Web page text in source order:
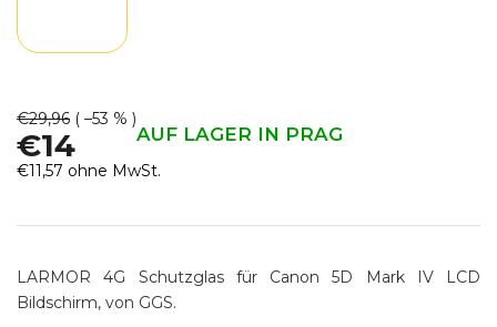
€29,96 ( –53 % )
€14 AUF LAGER IN PRAG
€11,57 ohne MwSt.
LARMOR 4G Schutzglas für Canon 5D Mark IV LCD
Bildschirm, von GGS.